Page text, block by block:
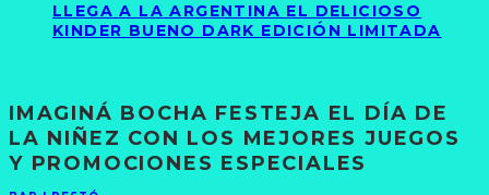
LLEGA A LA ARGENTINA EL DELICIOSO
KINDER BUENO DARK EDICIÓN LIMITADA
IMAGINÁ BOCHA FESTEJA EL DÍA DE
LA NIÑEZ CON LOS MEJORES JUEGOS
Y PROMOCIONES ESPECIALES